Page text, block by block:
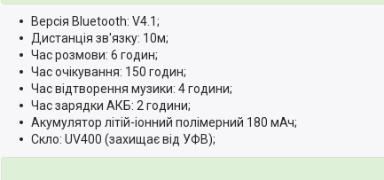
Версія Bluetooth: V4.1;
Дистанція зв'язку: 10м;
Час розмови: 6 годин;
Час очікування: 150 годин;
Час відтворення музики: 4 години;
Час зарядки АКБ: 2 години;
Акумулятор літій-іонний полімерний 180 мАч;
Скло: UV400 (захищає від УФВ);